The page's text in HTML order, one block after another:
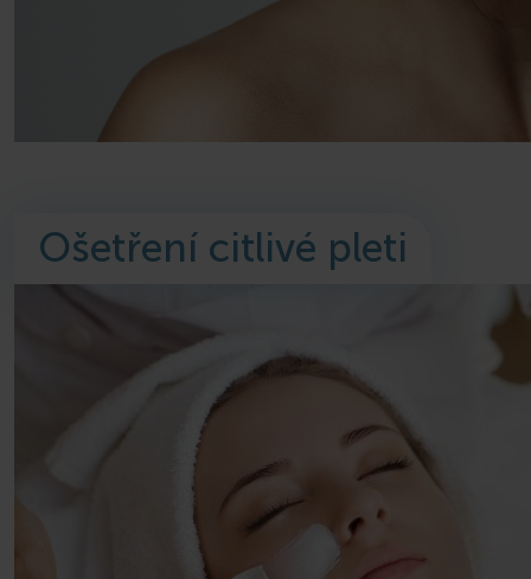
Ošetření citlivé pleti